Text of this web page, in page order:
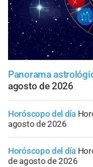
Panorama
agosto de 2026
Horóscopo del día
agosto de 2026
Horóscopo del día
de agosto de 2026